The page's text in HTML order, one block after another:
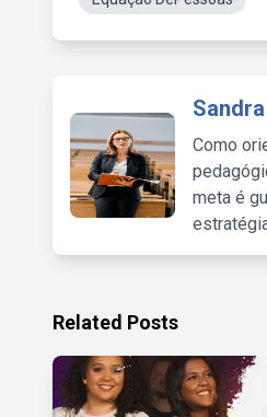
Sandra
Como
meta é
Related Posts